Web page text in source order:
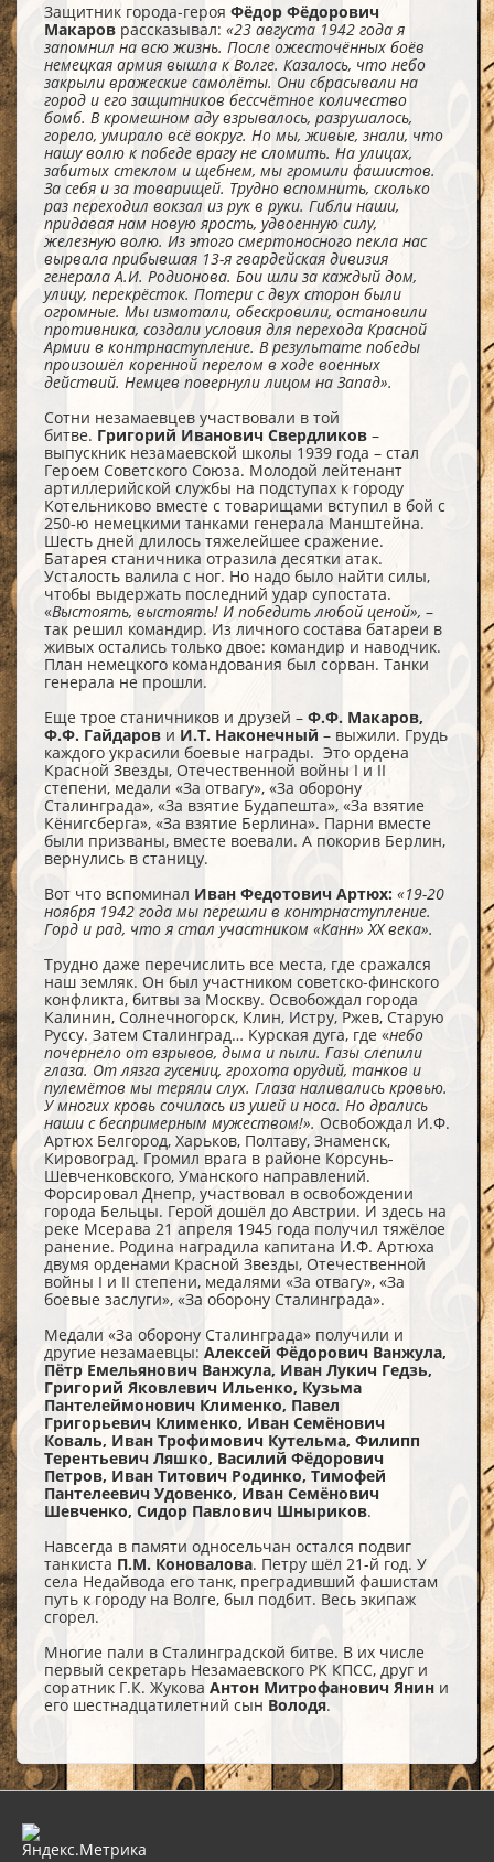
Защитник города-героя Фёдор Фёдорович
Макаров рассказывал: «23 августа 1942 года я
запомнил на всю жизнь. После ожесточённых боёв
немецкая армия вышла к Волге. Казалось, что небо
закрыли вражеские самолёты. Они сбрасывали на
город и его защитников бессчётное количество
бомб. В кромешном аду взрывалось, разрушалось,
горело, умирало всё вокруг. Но мы, живые, знали, что
нашу волю к победе врагу не сломить. На улицах,
забитых стеклом и щебнем, мы громили фашистов.
За себя и за товарищей. Трудно вспомнить, сколько
раз переходил вокзал из рук в руки. Гибли наши,
придавая нам новую ярость, удвоенную силу,
железную волю. Из этого смертоносного пекла нас
вырвала прибывшая 13-я гвардейская дивизия
генерала А.И. Родионова. Бои шли за каждый дом,
улицу, перекрёсток. Потери с двух сторон были
огромные. Мы измотали, обескровили, остановили
противника, создали условия для перехода Красной
Армии в контрнаступление. В результате победы
произошёл коренной перелом в ходе военных
действий. Немцев повернули лицом на Запад».
Сотни незамаевцев участвовали в той
битве. Григорий Иванович Свердликов –
выпускник незамаевской школы 1939 года – стал
Героем Советского Союза. Молодой лейтенант
артиллерийской службы на подступах к городу
Котельниково вместе с товарищами вступил в бой с
250-ю немецкими танками генерала Манштейна.
Шесть дней длилось тяжелейшее сражение.
Батарея станичника отразила десятки атак.
Усталость валила с ног. Но надо было найти силы,
чтобы выдержать последний удар супостата.
«Выстоять, выстоять! И победить любой ценой», –
так решил командир. Из личного состава батареи в
живых остались только двое: командир и наводчик.
План немецкого командования был сорван. Танки
генерала не прошли.
Еще трое станичников и друзей – Ф.Ф. Макаров,
Ф.Ф. Гайдаров и И.Т. Наконечный – выжили. Грудь
каждого украсили боевые награды. Это ордена
Красной Звезды, Отечественной войны I и II
степени, медали «За отвагу», «За оборону
Сталинграда», «За взятие Будапешта», «За взятие
Кёнигсберга», «За взятие Берлина». Парни вместе
были призваны, вместе воевали. А покорив Берлин,
вернулись в станицу.
Вот что вспоминал Иван Федотович Артюх: «19-20
ноября 1942 года мы перешли в контрнаступление.
Горд и рад, что я стал участником «Канн» ХХ века».
Трудно даже перечислить все места, где сражался
наш земляк. Он был участником советско-финского
конфликта, битвы за Москву. Освобождал города
Калинин, Солнечногорск, Клин, Истру, Ржев, Старую
Руссу. Затем Сталинград… Курская дуга, где «небо
почернело от взрывов, дыма и пыли. Газы слепили
глаза. От лязга гусениц, грохота орудий, танков и
пулемётов мы теряли слух. Глаза наливались кровью.
У многих кровь сочилась из ушей и носа. Но дрались
наши с беспримерным мужеством!». Освобождал И.Ф.
Артюх Белгород, Харьков, Полтаву, Знаменск,
Кировоград. Громил врага в районе Корсунь-
Шевченковского, Уманского направлений.
Форсировал Днепр, участвовал в освобождении
города Бельцы. Герой дошёл до Австрии. И здесь на
реке Мсерава 21 апреля 1945 года получил тяжёлое
ранение. Родина наградила капитана И.Ф. Артюха
двумя орденами Красной Звезды, Отечественной
войны I и II степени, медалями «За отвагу», «За
боевые заслуги», «За оборону Сталинграда».
Медали «За оборону Сталинграда» получили и
другие незамаевцы: Алексей Фёдорович Ванжула,
Пётр Емельянович Ванжула, Иван Лукич Гедзь,
Григорий Яковлевич Ильенко, Кузьма
Пантелеймонович Клименко, Павел
Григорьевич Клименко, Иван Семёнович
Коваль, Иван Трофимович Кутельма, Филипп
Терентьевич Ляшко, Василий Фёдорович
Петров, Иван Титович Родинко, Тимофей
Пантелеевич Удовенко, Иван Семёнович
Шевченко, Сидор Павлович Шныриков.
Навсегда в памяти односельчан остался подвиг
танкиста П.М. Коновалова. Петру шёл 21-й год. У
села Недайвода его танк, преградивший фашистам
путь к городу на Волге, был подбит. Весь экипаж
сгорел.
Многие пали в Сталинградской битве. В их числе
первый секретарь Незамаевского РК КПСС, друг и
соратник Г.К. Жукова Антон Митрофанович Янин и
его шестнадцатилетний сын Володя.